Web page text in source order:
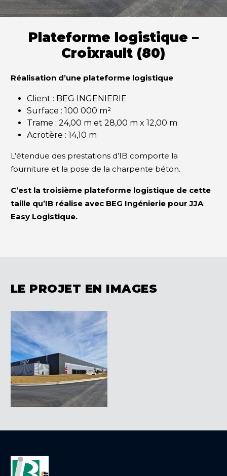
Plateforme logistique –
Croixrault (80)
Réalisation d’une plateforme logistique
Client : BEG INGENIERIE
Surface : 100 000 m²
Trame : 24,00 m et 28,00 m x 12,00 m
Acrotère : 14,10 m
L’étendue des prestations d’IB comporte la
fourniture et la pose de la charpente béton.
C’est la troisième plateforme logistique de cette
taille qu’IB réalise avec BEG Ingénierie pour JJA
Easy Logistique.
LE PROJET EN IMAGES